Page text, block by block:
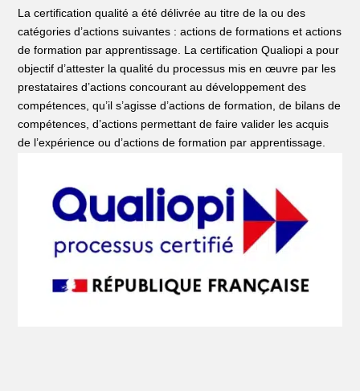
La certification qualité a été délivrée au titre de la ou des
catégories d’actions suivantes : actions de formations et actions
de formation par apprentissage. La certification Qualiopi a pour
objectif d’attester la qualité du processus mis en œuvre par les
prestataires d’actions concourant au développement des
compétences, qu’il s’agisse d’actions de formation, de bilans de
compétences, d’actions permettant de faire valider les acquis
de l’expérience ou d’actions de formation par apprentissage.